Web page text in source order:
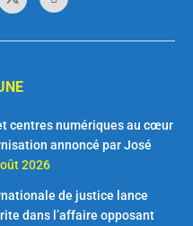
centres numériques au cœur
annoncé par José
2026
de justice lance
dans l’affaire opposant